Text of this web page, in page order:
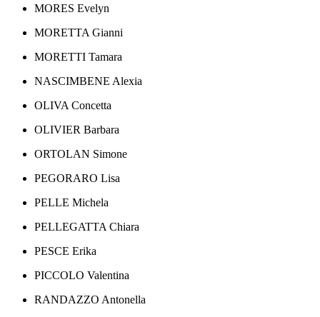
MORES Evelyn
MORETTA Gianni
MORETTI Tamara
NASCIMBENE Alexia
OLIVA Concetta
OLIVIER Barbara
ORTOLAN Simone
PEGORARO Lisa
PELLE Michela
PELLEGATTA Chiara
PESCE Erika
PICCOLO Valentina
RANDAZZO Antonella